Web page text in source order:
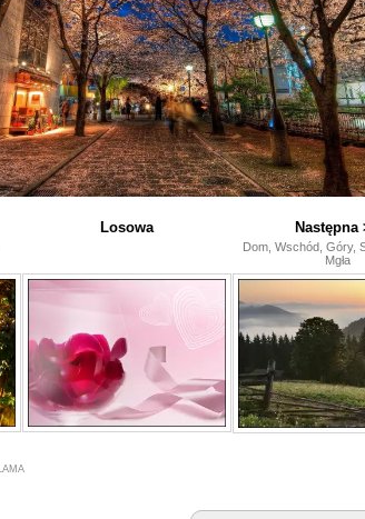
Losowa Następna
Dom, Wschód, Góry,
Mgła